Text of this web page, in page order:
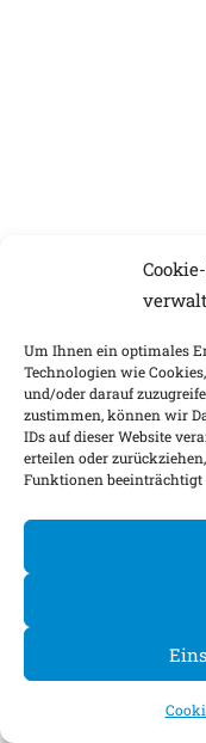
Um Ihnen ein optimales
Technologien wie
und/oder darauf
zustimmen, können wir
IDs auf dieser Website
erteilen oder
Funktionen beeinträchtigt